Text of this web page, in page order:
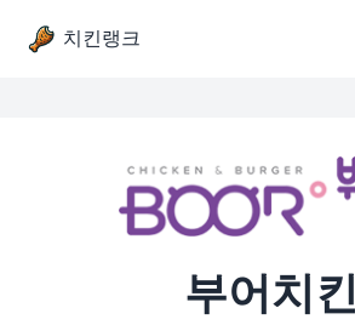
치킨랭크
부어치킨